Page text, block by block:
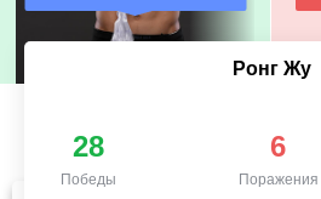
Ронг Жу
28
Победы
6
Поражения